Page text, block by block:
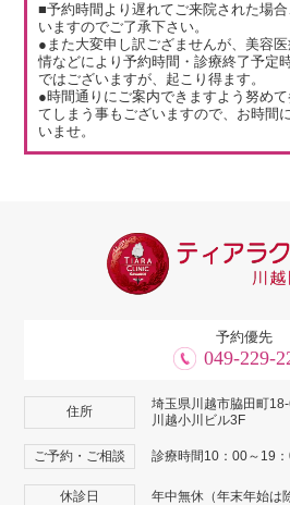
■予約時間より遅れてご来院された場
いますのでご了承下さい。
●また大変申し訳ござませんが、美容
情などにより予約時間・診療終了予定
ではございますが、起こり得ます。
●時間通りにご案内できますよう努め
てしまう事もございますので、お時間
いませ。
予約優先
049-229-
住所
埼玉県川越市脇田町
川越小川ビル3F
ご予約・ご相談 診療時間10：00～19：
休診日 年中無休（年末年始は